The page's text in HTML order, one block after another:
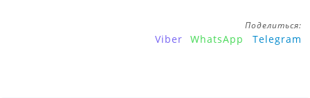
Поделиться:
Viber WhatsApp Telegram